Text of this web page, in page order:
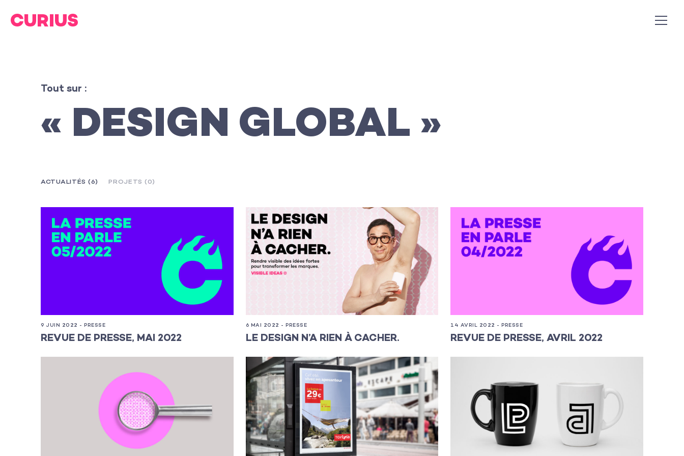
L’agence
Les projets
Les actualités
L’équipe
Contact
Tout sur :
« DESIGN GLOBAL »
ACTUALITÉS (6) PROJETS (0)
9 JUIN 2022 - PRESSE
REVUE DE PRESSE, MAI 2022
6 MAI 2022 - PRESSE
LE DESIGN N’A RIEN À CACHER.
14 AVRIL 2022 - PRESSE
REVUE DE PRESSE, AVRIL 2022